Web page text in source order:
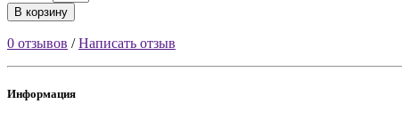
В корзину
0 отзывов /Написать отзыв
Информация